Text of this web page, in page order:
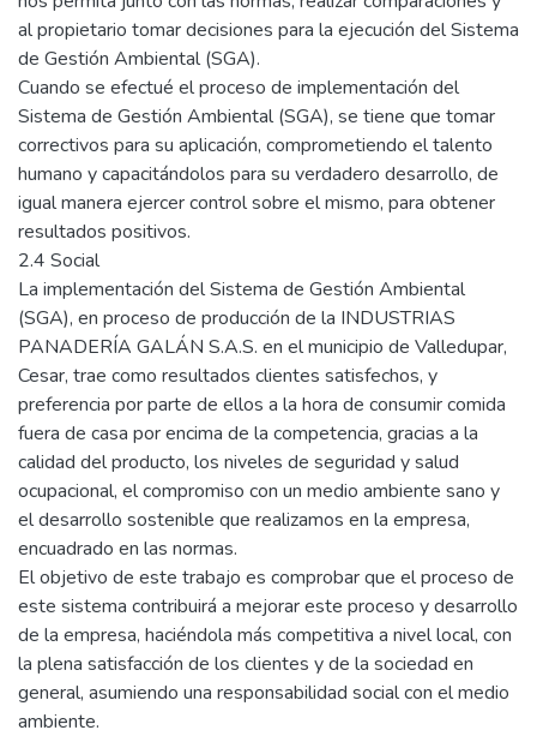
al propietario tomar decisiones para la ejecución del Sistema
de Gestión Ambiental (SGA).
Cuando se efectué el proceso de implementación del
Sistema de Gestión Ambiental (SGA), se tiene que tomar
correctivos para su aplicación, comprometiendo el talento
humano y capacitándolos para su verdadero desarrollo, de
igual manera ejercer control sobre el mismo, para obtener
resultados positivos.
2.4 Social
La implementación del Sistema de Gestión Ambiental
(SGA), en proceso de producción de la INDUSTRIAS
PANADERÍA GALÁN S.A.S. en el municipio de Valledupar,
Cesar, trae como resultados clientes satisfechos, y
preferencia por parte de ellos a la hora de consumir comida
fuera de casa por encima de la competencia, gracias a la
calidad del producto, los niveles de seguridad y salud
ocupacional, el compromiso con un medio ambiente sano y
el desarrollo sostenible que realizamos en la empresa,
encuadrado en las normas.
El objetivo de este trabajo es comprobar que el proceso de
este sistema contribuirá a mejorar este proceso y desarrollo
de la empresa, haciéndola más competitiva a nivel local, con
la plena satisfacción de los clientes y de la sociedad en
general, asumiendo una responsabilidad social con el medio
ambiente.